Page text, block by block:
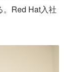
。Red Hat入社